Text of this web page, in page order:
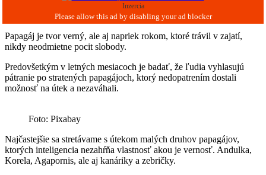
Inzercia
Papagáj je tvor verný, ale aj napriek rokom, ktoré trávil v zajatí,
nikdy neodmietne pocit slobody.
Predovšetkým v letných mesiacoch je badať, že ľudia vyhlasujú
pátranie po stratených papagájoch, ktorý nedopatrením dostali
možnosť na útek a nezaváhali.
Foto: Pixabay
Najčastejšie sa stretávame s útekom malých druhov papagájov,
ktorých inteligencia nezahŕňa vlastnosť akou je vernosť. Andulka,
Korela, Agapornis, ale aj kanáriky a zebričky.